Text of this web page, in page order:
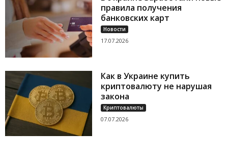
правила получения
банковских карт
Новости
17.07.2026
Как в Украине купить
криптовалюту не нарушая
закона
Криптовалюты
07.07.2026